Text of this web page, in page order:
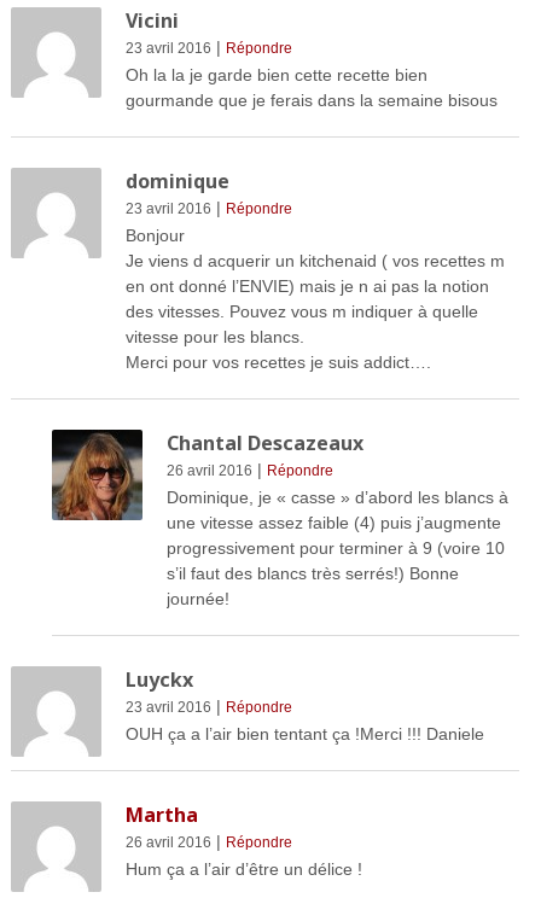
Vicini
23 avril 2016 | Répondre
Oh la la je garde bien cette recette bien
gourmande que je ferais dans la semaine bisous
dominique
23 avril 2016 | Répondre
Bonjour
Je viens d acquerir un kitchenaid ( vos recettes m
en ont donné l’ENVIE) mais je n ai pas la notion
des vitesses. Pouvez vous m indiquer à quelle
vitesse pour les blancs.
Merci pour vos recettes je suis addict….
Chantal Descazeaux
26 avril 2016 | Répondre
Dominique, je « casse » d’abord les blancs à
une vitesse assez faible (4) puis j’augmente
progressivement pour terminer à 9 (voire 10
s’il faut des blancs très serrés!) Bonne
journée!
Luyckx
23 avril 2016 | Répondre
OUH ça a l’air bien tentant ça !Merci !!! Daniele
Martha
26 avril 2016 | Répondre
Hum ça a l’air d’être un délice !